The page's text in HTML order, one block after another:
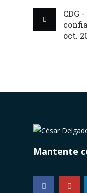
CDG
oct.
Mantente
...